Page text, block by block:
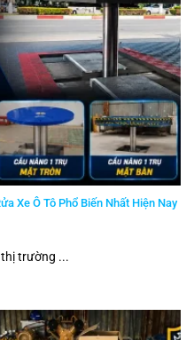
Xe Ô Tô Phổ Biến Nhất Hiện Nay
trường ...